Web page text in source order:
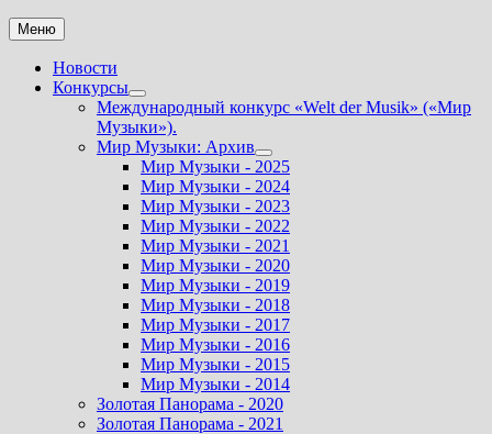
Меню
Новости
Конкурсы
Показать
подменю
Международный конкурс «Welt der Musik» («Мир
Музыки»).
Мир Музыки: Архив
Показать
подменю
Мир Музыки - 2025
Мир Музыки - 2024
Мир Музыки - 2023
Мир Музыки - 2022
Мир Музыки - 2021
Мир Музыки - 2020
Мир Музыки - 2019
Мир Музыки - 2018
Мир Музыки - 2017
Мир Музыки - 2016
Мир Музыки - 2015
Мир Музыки - 2014
Золотая Панорама - 2020
Золотая Панорама - 2021